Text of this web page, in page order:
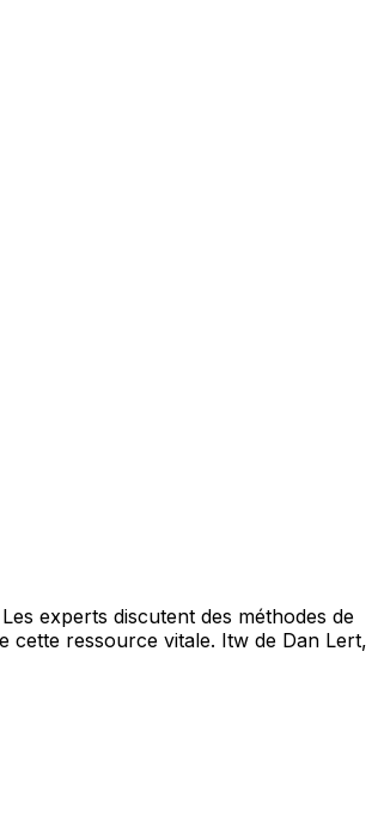
experts discutent des méthodes de
cette ressource vitale. Itw de Dan Lert,